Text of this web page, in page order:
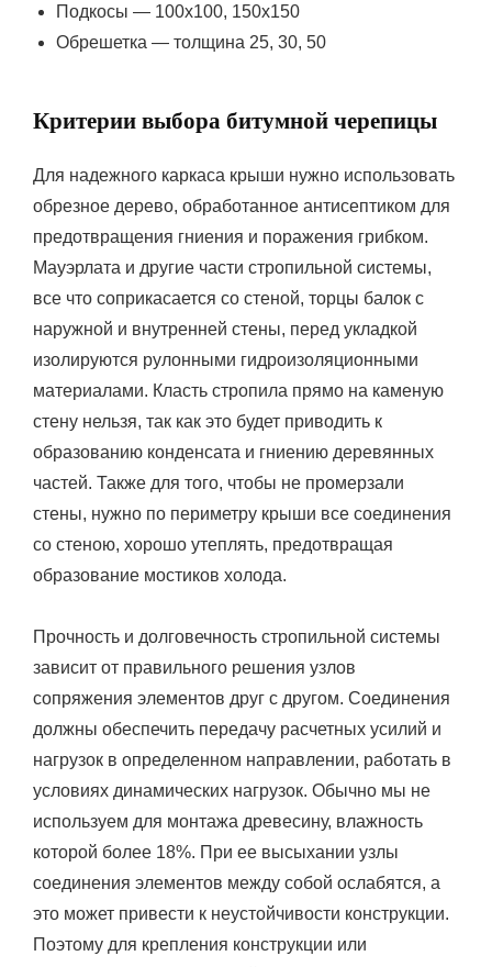
Подкосы — 100х100, 150х150
Обрешетка — толщина 25, 30, 50
Критерии выбора битумной черепицы
Для надежного каркаса крыши нужно использовать
обрезное дерево, обработанное антисептиком для
предотвращения гниения и поражения грибком.
Мауэрлата и другие части стропильной системы,
все что соприкасается со стеной, торцы балок с
наружной и внутренней стены, перед укладкой
изолируются рулонными гидроизоляционными
материалами. Класть стропила прямо на каменую
стену нельзя, так как это будет приводить к
образованию конденсата и гниению деревянных
частей. Также для того, чтобы не промерзали
стены, нужно по периметру крыши все соединения
со стеною, хорошо утеплять, предотвращая
образование мостиков холода.
Прочность и долговечность стропильной системы
зависит от правильного решения узлов
сопряжения элементов друг с другом. Соединения
должны обеспечить передачу расчетных усилий и
нагрузок в определенном направлении, работать в
условиях динамических нагрузок. Обычно мы не
используем для монтажа древесину, влажность
которой более 18%. При ее высыхании узлы
соединения элементов между собой ослабятся, а
это может привести к неустойчивости конструкции.
Поэтому для крепления конструкции или